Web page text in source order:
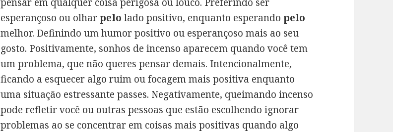
esperançoso ou olhar pelo lado positivo, enquanto esperando pelo
melhor. Definindo um humor positivo ou esperançoso mais ao seu
gosto. Positivamente, sonhos de incenso aparecem quando você tem
um problema, que não queres pensar demais. Intencionalmente,
ficando a esquecer algo ruim ou focagem mais positiva enquanto
uma situação estressante passes. Negativamente, queimando incenso
pode refletir você ou outras pessoas que estão escolhendo ignorar
problemas ao se concentrar em coisas mais positivas quando algo